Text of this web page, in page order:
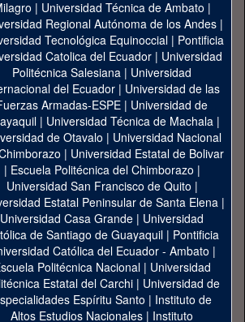
| Universidad Técnica de Ambato |
Regional Autónoma de los Andes|
Tecnológica Equinoccial| Pontificia
Catolica del Ecuador | Universidad
Politécnica Salesiana | Universidad
del Ecuador | Universidad de las
Armadas-ESPE | Universidad de
| Universidad Técnica de Machala|
de Otavalo | Universidad Nacional
| Universidad Estatal de Bolivar
| Escuela Politécnica del Chimborazo |
Universidad San Francisco de Quito |
Estatal Peninsular de Santa Elena|
Universidad Casa Grande | Universidad
de Santiago de Guayaquil| Pontificia
Católica del Ecuador - Ambato |
Politécnica Nacional| Universidad
Estatal del Carchi| Universidad de
Espíritu Santo | Instituto de
Altos Estudios Nacionales | Instituto